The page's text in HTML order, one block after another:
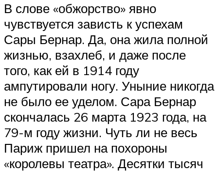
В слове «обжорство» явно
чувствуется зависть к успехам
Сары Бернар. Да, она жила полной
жизнью, взахлеб, и даже после
того, как ей в 1914 году
ампутировали ногу. Уныние никогда
не было ее уделом. Сара Бернар
скончалась 26 марта 1923 года, на
79-м году жизни. Чуть ли не весь
Париж пришел на похороны
«королевы театра». Десятки тысяч